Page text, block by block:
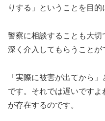
りする」ということを目的
警察に相談することも大
深く介入してもらうことが
「実際に被害が出てから
です。それでは遅いです
が存在するのです。